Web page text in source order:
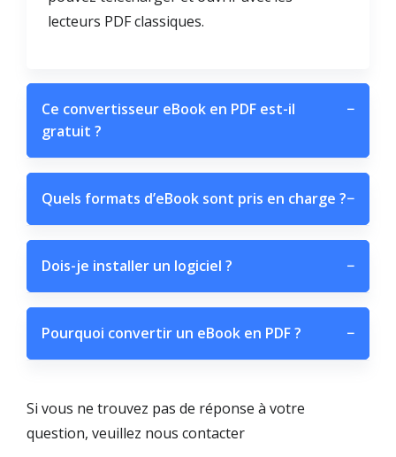
lecteurs PDF classiques.
Ce convertisseur eBook en PDF est-il
gratuit ?
−
Quels formats d’eBook sont pris en charge ?−
Dois-je installer un logiciel ? −
Pourquoi convertir un eBook en PDF ? −
Si vous ne trouvez pas de réponse à votre
question, veuillez nous contacter